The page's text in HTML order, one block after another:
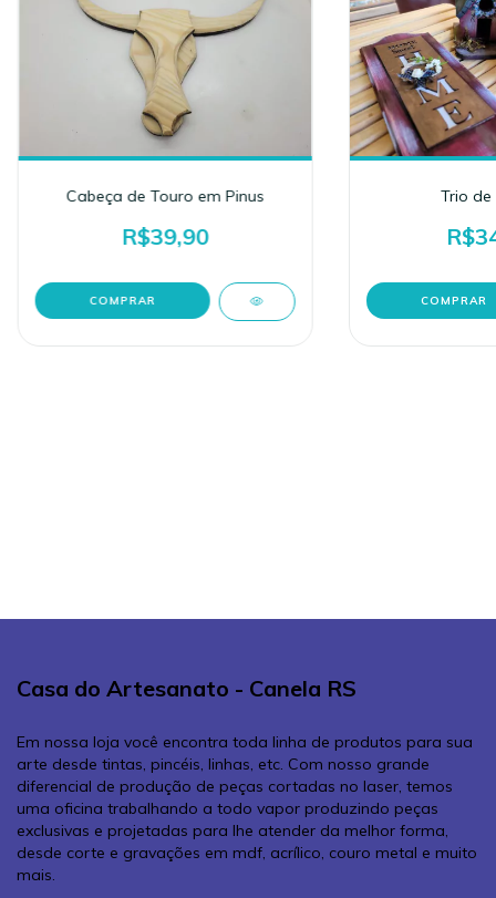
Cabeça de Touro em Pinus
R$39,90
Trio de
Casa do Artesanato - Canela RS
Em nossa loja você encontra toda linha de produtos para sua
arte desde tintas, pincéis, linhas, etc. Com nosso grande
diferencial de produção de peças cortadas no laser, temos
uma oficina trabalhando a todo vapor produzindo peças
exclusivas e projetadas para lhe atender da melhor forma,
desde corte e gravações em mdf, acrílico, couro metal e muito
mais.